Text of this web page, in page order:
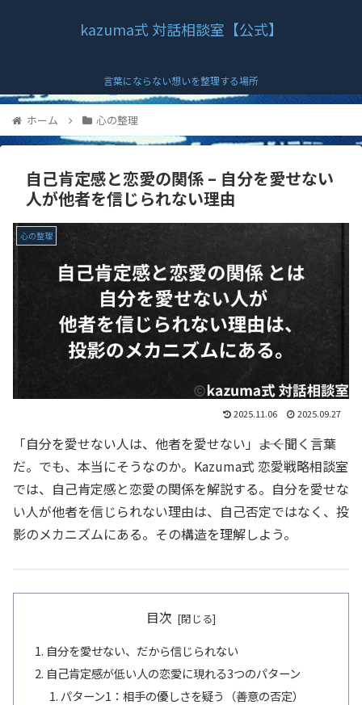
kazuma式 対話相談室【公式】
言葉にならない想いを整理する場所
ホーム 心の整理
自己肯定感と恋愛の関係 – 自分を愛せない
人が他者を信じられない理由
心の整理
2025.11.06 2025.09.27
「自分を愛せない人は、他者を愛せない」――よく聞く言葉
だ。でも、本当にそうなのか。Kazuma式 恋愛戦略相談室
では、自己肯定感と恋愛の関係を解説する。自分を愛せな
い人が他者を信じられない理由は、自己否定ではなく、投
影のメカニズムにある。その構造を理解しよう。
目次
自分を愛せない、だから信じられない
自己肯定感が低い人の恋愛に現れる3つのパターン
パターン1：相手の優しさを疑う（善意の否定）